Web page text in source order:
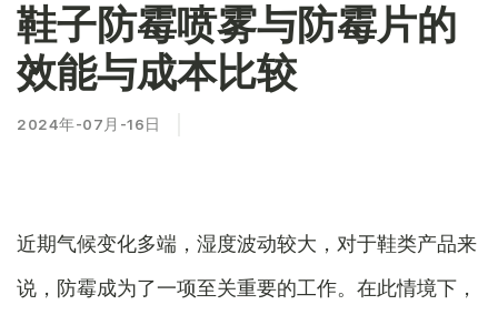
鞋子防霉喷雾与防霉片的
效能与成本比较
2024年-07月-16日
近期气候变化多端，湿度波动较大，对于鞋类产品来
说，防霉成为了一项至关重要的工作。在此情境下，